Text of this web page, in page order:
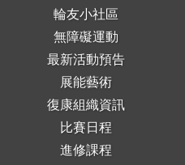
輪友小社區
無障礙運動
最新活動預告
展能藝術
復康組織資訊
比賽日程
進修課程